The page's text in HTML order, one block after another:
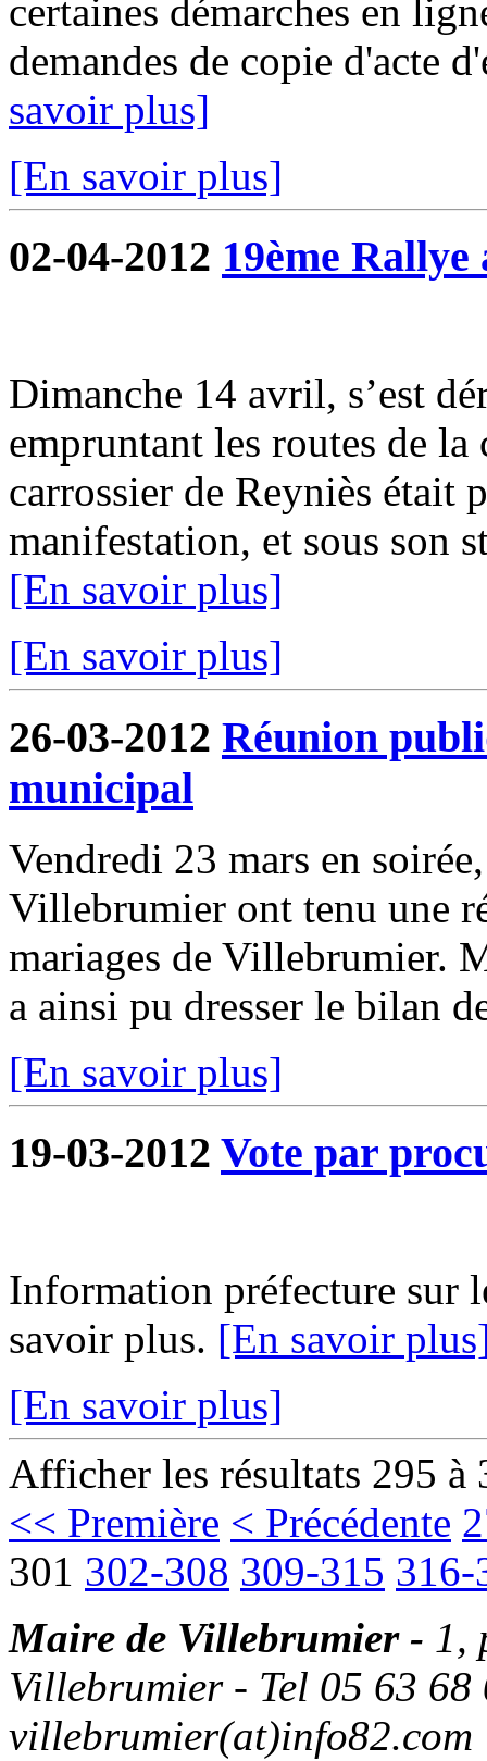
certaines démarches en
demandes de copie d'acte
savoir plus]
[En savoir plus]
02-04-2012 19ème
Dimanche 14 avril, s’est
empruntant les routes de
carrossier de Reyniès était
manifestation, et sous son
[En savoir plus]
[En savoir plus]
26-03-2012 Réunion
municipal
Vendredi 23 mars en
Villebrumier ont tenu une
mariages de Villebrumier.
a ainsi pu dresser le bilan
[En savoir plus]
19-03-2012 Vote par
Information préfecture sur
savoir plus. [En savoir
[En savoir plus]
Afficher les résultats 295 à
<< Première < Précédente
301 302-308 309-315 316-
Maire de Villebrumier - 1,
Villebrumier - Tel 05 63
villebrumier(at)info82.com